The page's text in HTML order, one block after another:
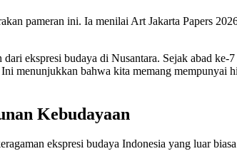
pameran ini. Ia menilai Art Jakarta Papers
ekspresi budaya di Nusantara. Sejak abad
menunjukkan bahwa kita memang
Kebudayaan
ekspresi budaya Indonesia yang luar